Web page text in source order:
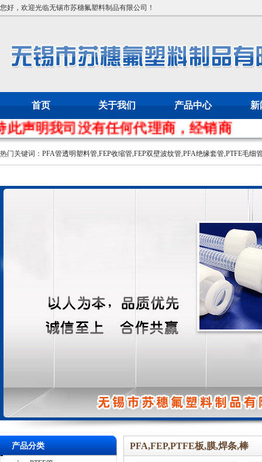
您好，欢迎光临无锡市苏穗氟塑料制品有限公司！
首页 关于我们 产品中心 新
声明我司没有任何代理商，经销商
热门关键词： PFA管透明塑料管,FEP收缩管,FEP双壁波纹管,PFA绝缘套管,PTFE毛细
产品分类 PFA,FEP,PTFE板,膜,焊条,棒